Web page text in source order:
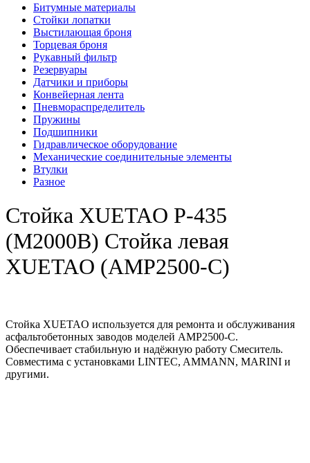
Битумные материалы
Стойки лопатки
Выстилающая броня
Торцевая броня
Рукавный фильтр
Резервуары
Датчики и приборы
Конвейерная лента
Пневмораспределитель
Пружины
Подшипники
Гидравлическое оборудование
Механические соединительные элементы
Втулки
Разное
Стойка XUETAO Р-435
(M2000B) Стойка левая
XUETAO (AMP2500-C)
Стойка XUETAO используется для ремонта и обслуживания
асфальтобетонных заводов моделей AMP2500-C.
Обеспечивает стабильную и надёжную работу Смеситель.
Совместима с установками LINTEC, AMMANN, MARINI и
другими.